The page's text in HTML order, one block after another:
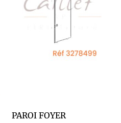
PAROI FOYER